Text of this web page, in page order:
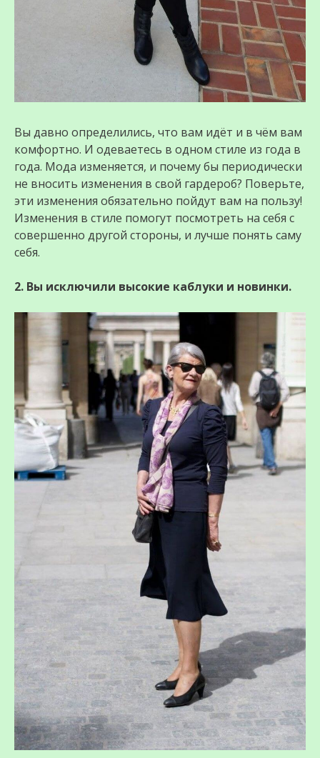
Вы давно определились, что вам идёт и в чём вам
комфортно. И одеваетесь в одном стиле из года в
года. Мода изменяется, и почему бы периодически
не вносить изменения в свой гардероб? Поверьте,
эти изменения обязательно пойдут вам на пользу!
Изменения в стиле помогут посмотреть на себя с
совершенно другой стороны, и лучше понять саму
себя.
2. Вы исключили высокие каблуки и новинки.